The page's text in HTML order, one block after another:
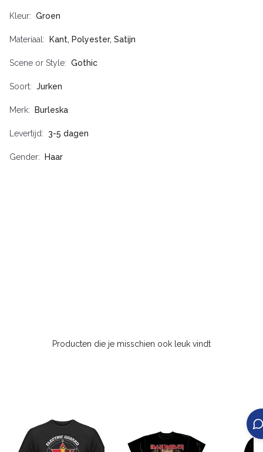
Kleur Groen
Materiaal Kant, Polyester, Satijn
Scene or Style Gothic
Soort Jurken
Merk Burleska
Levertijd 3-5 dagen
Gender Haar
Producten die je misschien ook leuk vindt